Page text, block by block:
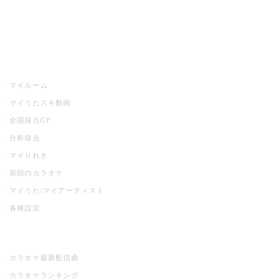
マイルーム
マイうたスキ動画
全国採点GP
分析採点
マイりれき
前回のカラオケ
マイうた/マイアーティスト
各種設定
カラオケ最新配信曲
カラオケランキング